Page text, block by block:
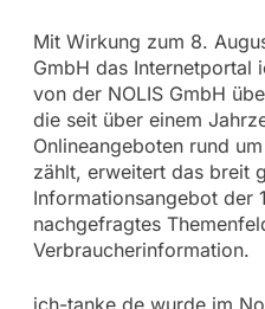
Mit Wirkung zum 8.
GmbH das Internetportal
von der NOLIS GmbH
die seit über einem
Onlineangeboten rund
zählt, erweitert das breit
Informationsangebot der
nachgefragtes
Verbraucherinformation.
ich-tanke.de wurde im